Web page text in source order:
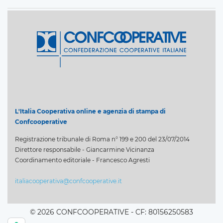
L'Italia Cooperativa online e agenzia di stampa di
Confcooperative
Registrazione tribunale di Roma n° 199 e 200 del 23/07/2014
Direttore responsabile - Giancarmine Vicinanza
Coordinamento editoriale - Francesco Agresti
italiacooperativa@confcooperative.it
© 2026 CONFCOOPERATIVE - CF: 80156250583